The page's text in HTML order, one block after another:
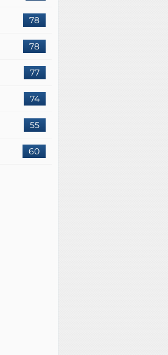
78
78
77
74
55
60